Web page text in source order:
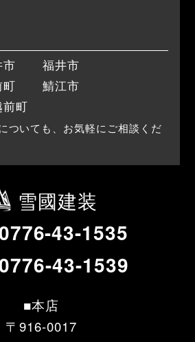
市
福井市
町
鯖江市
町
ついても、お気軽にご相談くだ
雪國建装
43-1535
43-1539
■本店
〒916-0017